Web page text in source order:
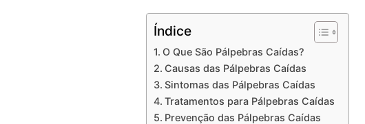
Índice
O Que São Pálpebras Caídas?
Causas das Pálpebras Caídas
Sintomas das Pálpebras Caídas
Tratamentos para Pálpebras Caídas
Prevenção das Pálpebras Caídas